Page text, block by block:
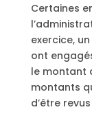
Certaines
exercice,
ont
le montant
montants
d’être